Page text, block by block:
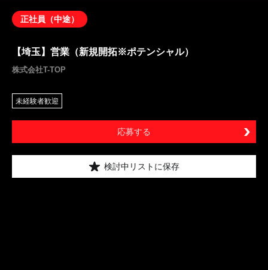
正社員（中途）
【埼玉】営業（新規開拓※ポテンシャル）
株式会社T-TOP
未経験者歓迎
応募する
検討中リストに保存